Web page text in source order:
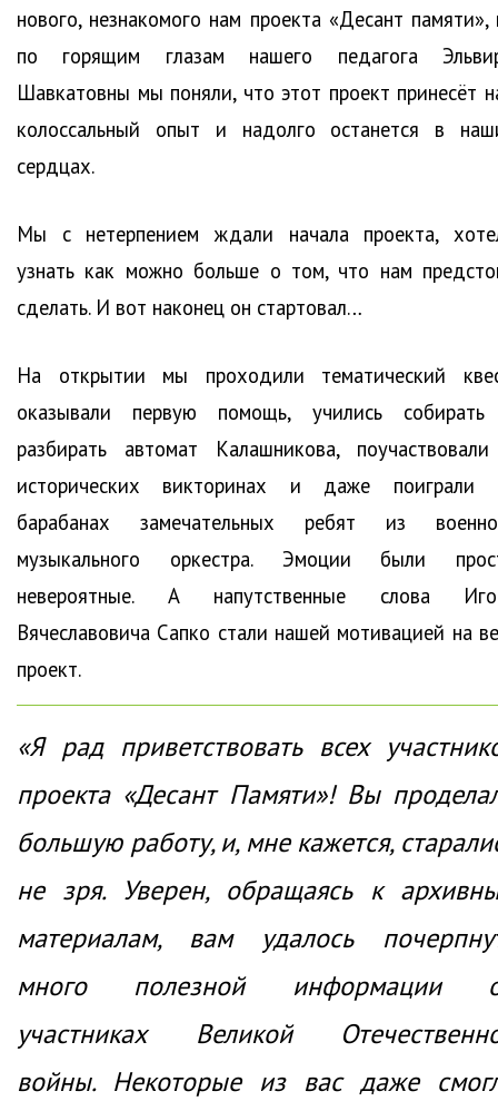
нового, незнакомого нам проекта «Десант памяти»,
по горящим глазам нашего педагога
Шавкатовны мы поняли, что этот проект принесёт
колоссальный опыт и надолго останется в
сердцах.
Мы с нетерпением ждали начала проекта,
узнать как можно больше о том, что нам
сделать. И вот наконец он стартовал…
На открытии мы проходили тематический
оказывали первую помощь, учились
разбирать автомат Калашникова,
исторических викторинах и даже поиграли
барабанах замечательных ребят из
музыкального оркестра. Эмоции были
невероятные. А напутственные слова
Вячеславовича Сапко стали нашей мотивацией на
проект.
«Я рад приветствовать всех
проекта «Десант Памяти»! Вы
большую работу, и, мне кажется,
не зря. Уверен, обращаясь к
материалам, вам удалось
много полезной информации
участниках Великой
войны. Некоторые из вас даже